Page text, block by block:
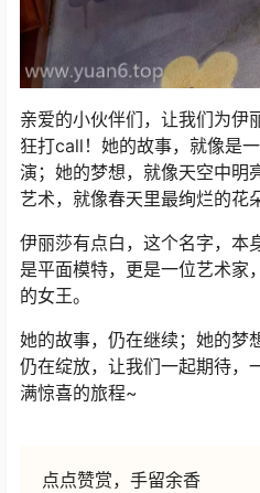
亲爱的小伙伴们，让我们为
狂打call！她的故事，就像是
演；她的梦想，就像天空中明
艺术，就像春天里最绚烂的花
伊丽莎有点白，这个名字，本
是平面模特，更是一位艺术家
的女王。
她的故事，仍在继续；她的梦
仍在绽放，让我们一起期待，
满惊喜的旅程~
点点赞赏，手留余香